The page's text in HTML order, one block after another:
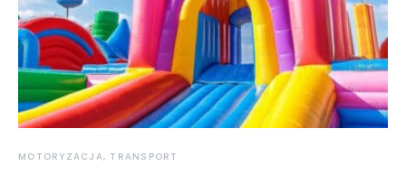
MOTORYZACJA, TRANSPORT